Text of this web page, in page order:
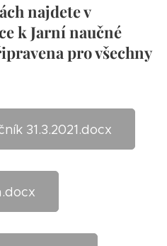
najdete v
k Jarní naučné
pro všechny
31.3.2021.docx